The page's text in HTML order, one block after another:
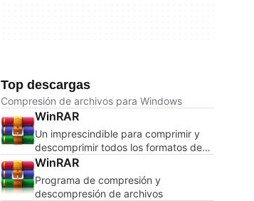
Top descargas
Compresión de archivos para Windows
WinRAR
Un imprescindible para comprimir y
descomprimir todos los formatos de
archivos
WinRAR
Programa de compresión y
descompresión de archivos